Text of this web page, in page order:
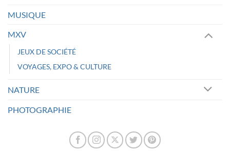
MUSIQUE
MXV
JEUX DE SOCIÉTÉ
VOYAGES, EXPO & CULTURE
NATURE
PHOTOGRAPHIE